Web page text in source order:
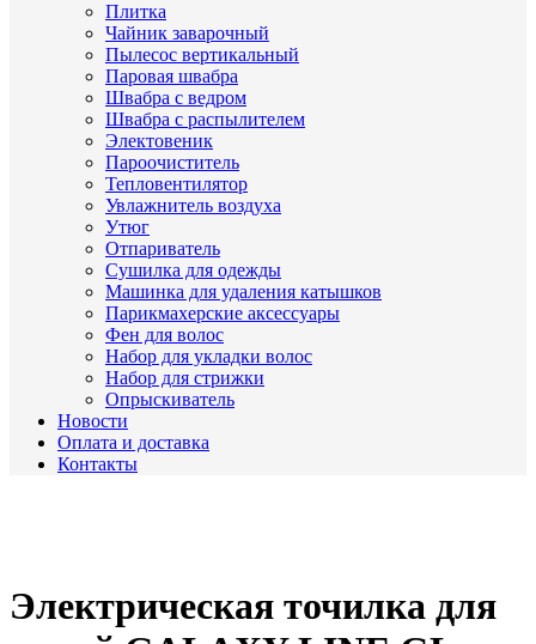
Плитка
Чайник заварочный
Пылесос вертикальный
Паровая швабра
Швабра с ведром
Швабра с распылителем
Электовеник
Пароочиститель
Тепловентилятор
Увлажнитель воздуха
Утюг
Отпариватель
Сушилка для одежды
Машинка для удаления катышков
Парикмахерские аксессуары
Фен для волос
Набор для укладки волос
Набор для стрижки
Опрыскиватель
Новости
Оплата и доставка
Контакты
Электрическая точилка для